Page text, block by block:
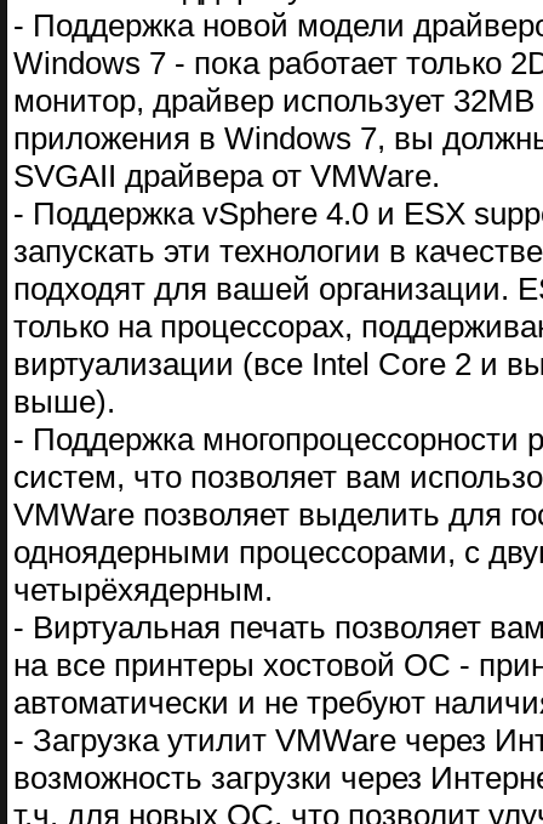
- Поддержка новой модели
Windows 7 - пока работает только
монитор, драйвер использует
приложения в Windows 7, вы
SVGAII драйвера от VMWare.
- Поддержка vSphere 4.0 и ESX
запускать эти технологии в
подходят для вашей организации.
только на процессорах,
виртуализации (все Intel Core 2 и
выше).
- Поддержка
систем, что позволяет вам
VMWare позволяет выделить для
одноядерными процессорами, с
четырёхядерным.
- Виртуальная печать позволяет
на все принтеры хостовой ОС -
автоматически и не требуют
- Загрузка утилит VMWare через
возможность загрузки через
т.ч. для новых ОС, что позволит